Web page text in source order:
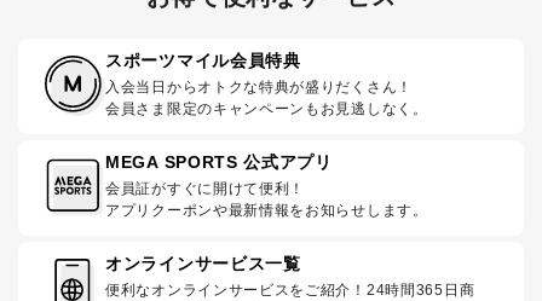
スポーツマイル会員特典
入会当日からオトクな特典が盛りだくさん！
会員さま限定のキャンペーンもお見逃しなく。
MEGA SPORTS 公式アプリ
会員証がすぐに開けて便利！
アプリクーポンや最新情報をお知らせします。
オンラインサービス一覧
便利なオンラインサービスをご紹介！24時間365日商